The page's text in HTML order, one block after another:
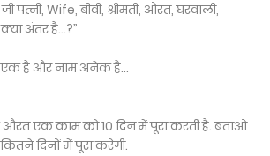
पत्नी, Wife, बीवी, श्रीमती, औरत, घरवाली,
अंतर है…?”
है और नाम अनेक है…
एक काम को 10 दिन में पूरा करती है. बताओ
दिनों में पूरा करेगी.